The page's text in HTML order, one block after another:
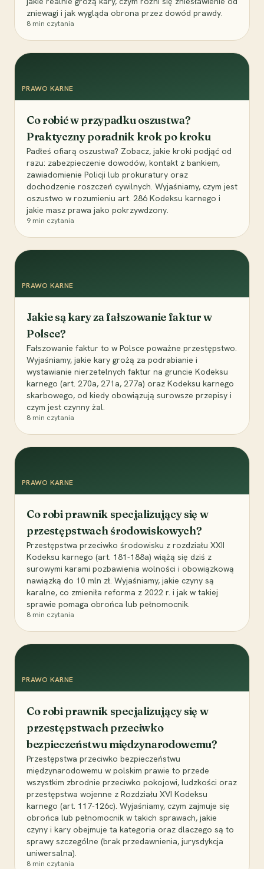
zniewagi i jak wygląda obrona przez dowód prawdy.
8 min czytania
PRAWO KARNE
Co robić w przypadku oszustwa?
Praktyczny poradnik krok po kroku
Padłeś ofiarą oszustwa? Zobacz, jakie kroki podjąć od
razu: zabezpieczenie dowodów, kontakt z bankiem,
zawiadomienie Policji lub prokuratury oraz
dochodzenie roszczeń cywilnych. Wyjaśniamy, czym jest
oszustwo w rozumieniu art. 286 Kodeksu karnego i
jakie masz prawa jako pokrzywdzony.
9 min czytania
PRAWO KARNE
Jakie są kary za fałszowanie faktur w
Polsce?
Fałszowanie faktur to w Polsce poważne przestępstwo.
Wyjaśniamy, jakie kary grożą za podrabianie i
wystawianie nierzetelnych faktur na gruncie Kodeksu
karnego (art. 270a, 271a, 277a) oraz Kodeksu karnego
skarbowego, od kiedy obowiązują surowsze przepisy i
czym jest czynny żal.
8 min czytania
PRAWO KARNE
Co robi prawnik specjalizujący się w
przestępstwach środowiskowych?
Przestępstwa przeciwko środowisku z rozdziału XXII
Kodeksu karnego (art. 181-188a) wiążą się dziś z
surowymi karami pozbawienia wolności i obowiązkową
nawiązką do 10 mln zł. Wyjaśniamy, jakie czyny są
karalne, co zmieniła reforma z 2022 r. i jak w takiej
sprawie pomaga obrońca lub pełnomocnik.
8 min czytania
PRAWO KARNE
Co robi prawnik specjalizujący się w
przestępstwach przeciwko
bezpieczeństwu międzynarodowemu?
Przestępstwa przeciwko bezpieczeństwu
międzynarodowemu w polskim prawie to przede
wszystkim zbrodnie przeciwko pokojowi, ludzkości oraz
przestępstwa wojenne z Rozdziału XVI Kodeksu
karnego (art. 117-126c). Wyjaśniamy, czym zajmuje się
obrońca lub pełnomocnik w takich sprawach, jakie
czyny i kary obejmuje ta kategoria oraz dlaczego są to
sprawy szczególne (brak przedawnienia, jurysdykcja
uniwersalna).
8 min czytania